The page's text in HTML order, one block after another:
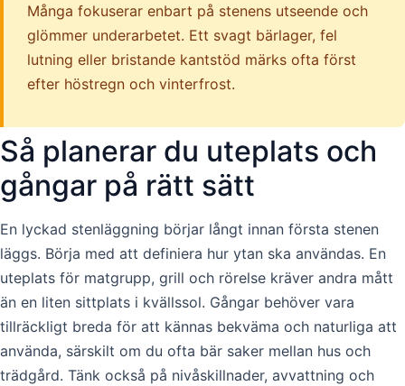
Många fokuserar enbart på stenens utseende och
glömmer underarbetet. Ett svagt bärlager, fel
lutning eller bristande kantstöd märks ofta först
efter höstregn och vinterfrost.
Så planerar du uteplats och
gångar på rätt sätt
En lyckad stenläggning börjar långt innan första stenen
läggs. Börja med att definiera hur ytan ska användas. En
uteplats för matgrupp, grill och rörelse kräver andra mått
än en liten sittplats i kvällssol. Gångar behöver vara
tillräckligt breda för att kännas bekväma och naturliga att
använda, särskilt om du ofta bär saker mellan hus och
trädgård. Tänk också på nivåskillnader, avvattning och